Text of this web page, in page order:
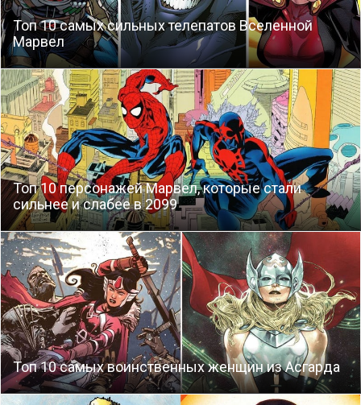
Топ 10 самых сильных телепатов Вселенной
Марвел
Топ 10 персонажей Марвел, которые стали
сильнее и слабее в 2099
Топ 10 самых воинственных женщин из Асгарда